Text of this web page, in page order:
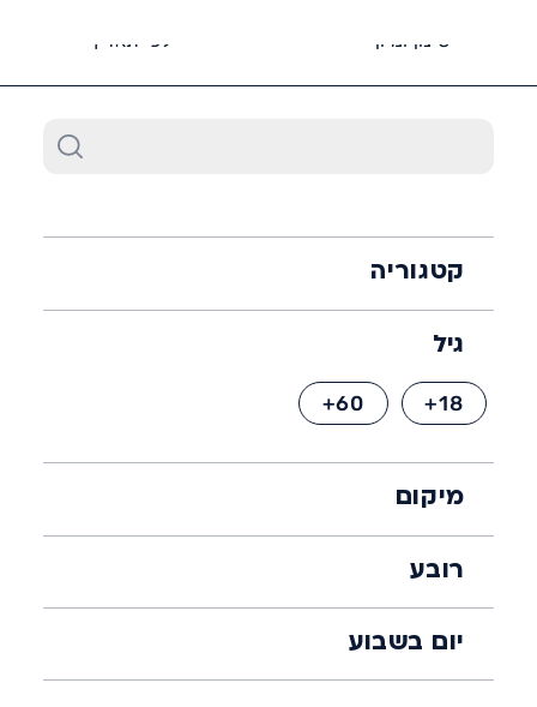
סינון ומיון לפי תאריך
קטגוריה
גיל
18+
60+
מיקום
רובע
יום בשבוע